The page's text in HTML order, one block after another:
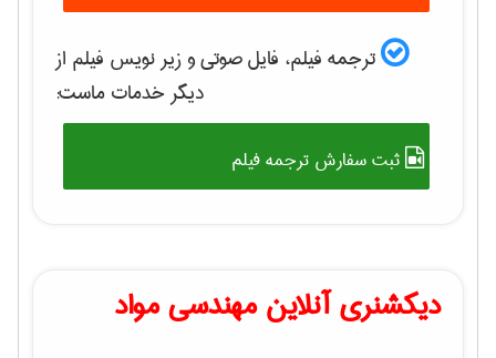
ترجمه فیلم، فایل صوتی و زیر نویس فیلم از
دیگر خدمات ماست:
ثبت سفارش ترجمه فیلم
دیکشنری آنلاین مهندسی مواد